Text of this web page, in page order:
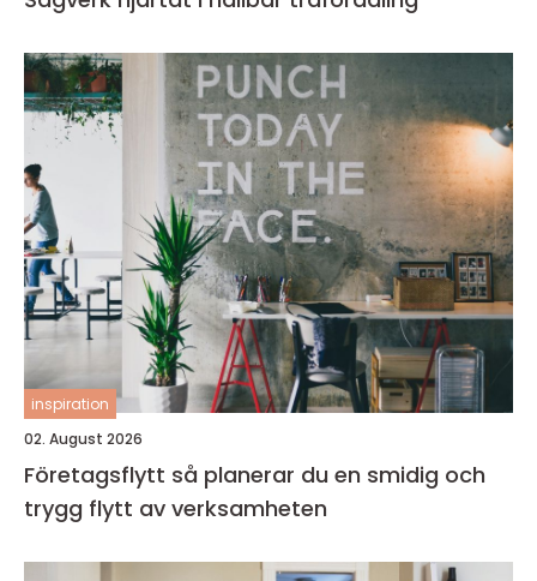
inspiration
02. August 2026
Företagsflytt så planerar du en smidig och
trygg flytt av verksamheten